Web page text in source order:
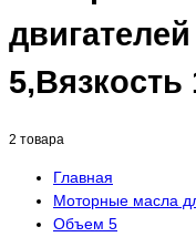
5,Вязкость
2 товара
Главная
Моторные масла
Объем 5